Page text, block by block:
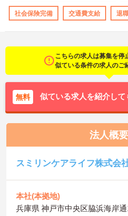
社会保険完備 交通費支給 退
こちらの求人は募集を停
似ている条件の求人のご
無料 似ている求人を紹介して
法人概要
スミリンケアライフ株式会
本社(本拠地)
兵庫県 神戸市中央区脇浜海岸通